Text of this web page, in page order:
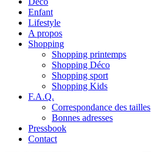
Enfant
Lifestyle
A propos
Shopping
Shopping printemps
Shopping Déco
Shopping sport
Shopping Kids
F.A.Q.
Correspondance des tailles
Bonnes adresses
Pressbook
Contact